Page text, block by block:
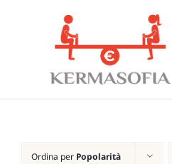
Ordina per Popolarità